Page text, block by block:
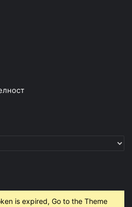
is expired, Go to the Theme